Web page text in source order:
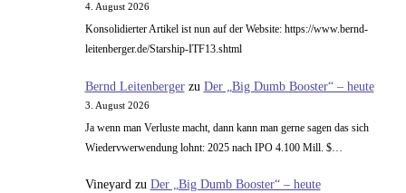
Dragon
Falcon
4. August 2026
Konsolidierter Artikel ist nun auf der Website: https://www.bernd-
leitenberger.de/Starship-ITF13.shtml
Bernd Leitenbergerzu Der „Big Dumb Booster“ – heute
3. August 2026
Ja wenn man Verluste macht, dann kann man gerne sagen das sich
Wiedervwerwendung lohnt: 2025 nach IPO 4.100 Mill. $…
Vineyardzu Der „Big Dumb Booster“ – heute